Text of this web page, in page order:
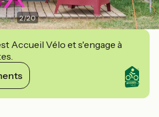
2/20
Accueil Vélo et s'engage à